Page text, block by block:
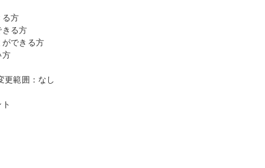
る方
きる方
ができる方
方
更範囲：なし